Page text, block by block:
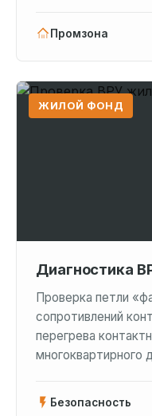
Промзона
ЖИЛОЙ ФОНД
Диагностика
Проверка петли
сопротивлений
перегрева
многоквартирного
Безопасность